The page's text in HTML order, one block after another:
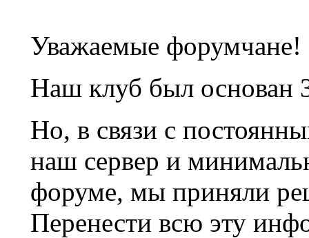
Уважаемые форумчане!
Наш клуб был основан
Но, в связи с
наш сервер и
форуме, мы приняли
Перенести всю эту